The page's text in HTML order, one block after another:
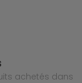
achetés dans